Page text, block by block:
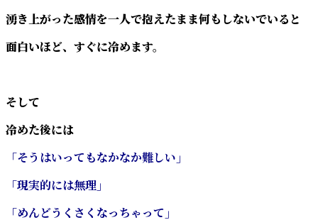
湧き上がった感情を一人で抱えたまま何もしないでいると
面白いほど、すぐに冷めます。
そして
冷めた後には
「そうはいってもなかなか難しい」
「現実的には無理」
「めんどうくさくなっちゃって」